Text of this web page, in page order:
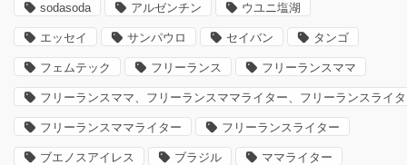
sodasoda アルゼンチン ウユニ塩湖
エッセイ サンパウロ セイバン タンゴ
フェムテック フリーランス フリーランスママ
フリーランスママ、フリーランスママライター、フリーランスライ
フリーランスママライター フリーランスライター
ブエノスアイレス ブラジル ママライター